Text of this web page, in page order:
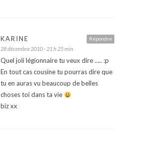
Répondre
KARINE
28 décembre 2010 - 21 h 25 min
Quel joli légionnaire tu veux dire ….. :p
En tout cas cousine tu pourras dire que
tu en auras vu beaucoup de belles
choses toi dans ta vie
biz xx